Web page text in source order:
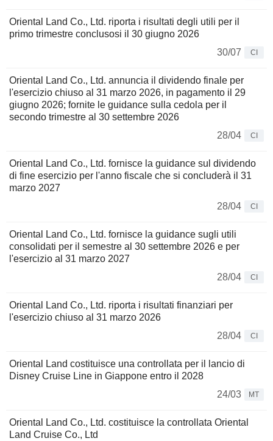
Oriental Land Co., Ltd. riporta i risultati degli utili per il
primo trimestre conclusosi il 30 giugno 2026
30/07
CI
Oriental Land Co., Ltd. annuncia il dividendo finale per
l'esercizio chiuso al 31 marzo 2026, in pagamento il 29
giugno 2026; fornite le guidance sulla cedola per il
secondo trimestre al 30 settembre 2026
28/04
CI
Oriental Land Co., Ltd. fornisce la guidance sul dividendo
di fine esercizio per l'anno fiscale che si concluderà il 31
marzo 2027
28/04
CI
Oriental Land Co., Ltd. fornisce la guidance sugli utili
consolidati per il semestre al 30 settembre 2026 e per
l'esercizio al 31 marzo 2027
28/04
CI
Oriental Land Co., Ltd. riporta i risultati finanziari per
l'esercizio chiuso al 31 marzo 2026
28/04
CI
Oriental Land costituisce una controllata per il lancio di
Disney Cruise Line in Giappone entro il 2028
24/03
MT
Oriental Land Co., Ltd. costituisce la controllata Oriental
Land Cruise Co., Ltd